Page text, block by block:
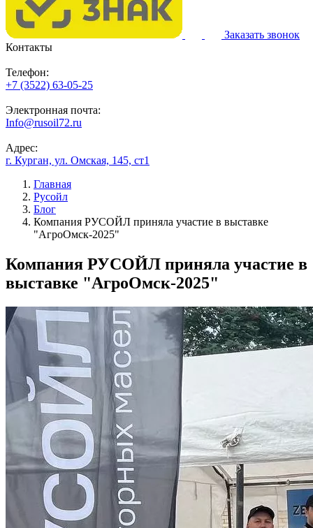
Заказать звонок
Контакты
Телефон:
+7 (3522) 63-05-25
Электронная почта:
Info@rusoil72.ru
Адрес:
г. Курган, ул. Омская, 145, ст1
Главная
Русойл
Блог
Компания РУСОЙЛ приняла участие в выставке
"АгроОмск-2025"
Компания РУСОЙЛ приняла участие в
выставке "АгроОмск-2025"